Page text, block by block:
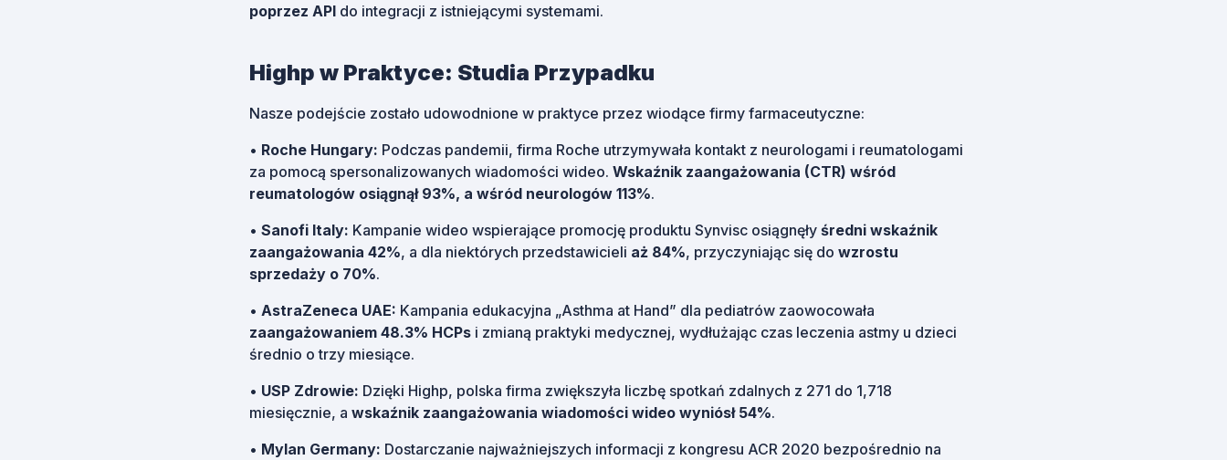
poprzez API do integracji z istniejącymi systemami.
Highp w Praktyce: Studia Przypadku
Nasze podejście zostało udowodnione w praktyce przez wiodące firmy farmaceutyczne:
• Roche Hungary: Podczas pandemii, firma Roche utrzymywała kontakt z neurologami i reumatologami
za pomocą spersonalizowanych wiadomości wideo. Wskaźnik zaangażowania (CTR) wśród
reumatologów osiągnął 93%, a wśród neurologów 113%.
• Sanofi Italy: Kampanie wideo wspierające promocję produktu Synvisc osiągnęły średni wskaźnik
zaangażowania 42%, a dla niektórych przedstawicieli aż 84%, przyczyniając się do wzrostu
sprzedaży o 70%.
• AstraZeneca UAE: Kampania edukacyjna „Asthma at Hand” dla pediatrów zaowocowała
zaangażowaniem 48.3% HCPs i zmianą praktyki medycznej, wydłużając czas leczenia astmy u dzieci
średnio o trzy miesiące.
• USP Zdrowie: Dzięki Highp, polska firma zwiększyła liczbę spotkań zdalnych z 271 do 1,718
miesięcznie, a wskaźnik zaangażowania wiadomości wideo wyniósł 54%.
• Mylan Germany: Dostarczanie najważniejszych informacji z kongresu ACR 2020 bezpośrednio na